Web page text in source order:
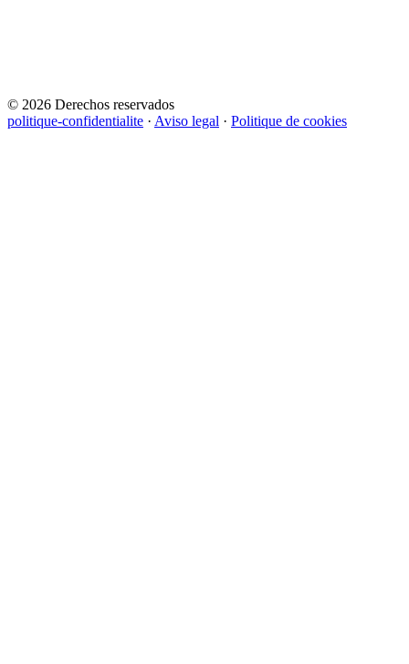
© 2026 Derechos reservados
politique-confidentialite · Aviso legal · Politique de cookies